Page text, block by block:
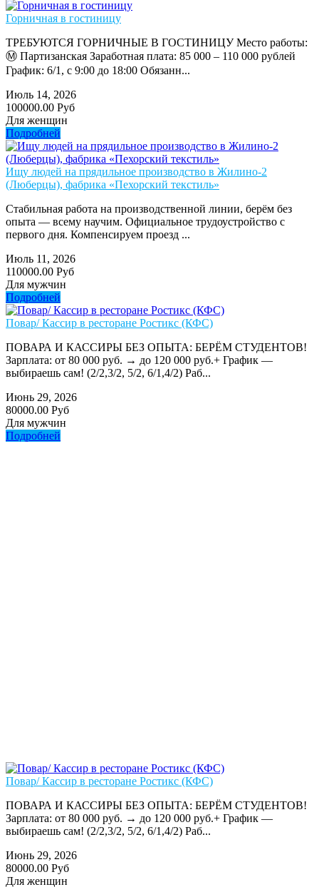
Горничная в гостиницу
ТРЕБУЮТСЯ ГОРНИЧНЫЕ В ГОСТИНИЦУ Место работы:
Ⓜ️ Партизанская Заработная плата: 85 000 – 110 000 рублей
График: 6/1, с 9:00 до 18:00 Обязанн...
Июль 14, 2026
100000.00 Руб
Для женщин
Подробней
Ищу людей на прядильное производство в Жилино-2
(Люберцы), фабрика «Пехорский текстиль»
Стабильная работа на производственной линии, берём без
опыта — всему научим. Официальное трудоустройство с
первого дня. Компенсируем проезд ...
Июль 11, 2026
110000.00 Руб
Для мужчин
Подробней
Повар/ Кассир в ресторане Ростикс (КФС)
ПОВАРА И КАССИРЫ БЕЗ ОПЫТА: БЕРЁМ СТУДЕНТОВ!
Зарплата: от 80 000 руб. → до 120 000 руб.+ График —
выбираешь сам! (2/2,3/2, 5/2, 6/1,4/2) Раб...
Июнь 29, 2026
80000.00 Руб
Для мужчин
Подробней
Повар/ Кассир в ресторане Ростикс (КФС)
ПОВАРА И КАССИРЫ БЕЗ ОПЫТА: БЕРЁМ СТУДЕНТОВ!
Зарплата: от 80 000 руб. → до 120 000 руб.+ График —
выбираешь сам! (2/2,3/2, 5/2, 6/1,4/2) Раб...
Июнь 29, 2026
80000.00 Руб
Для женщин